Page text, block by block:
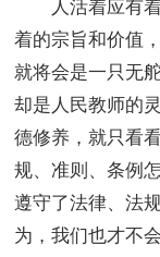
人活着应有着
着的宗旨和价值
就将会是一只无
却是人民教师的
德修养，就只看
规、准则、条例
遵守了法律、法
为，我们也才不